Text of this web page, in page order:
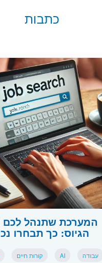
כתבות
המערכת שתנהל
הגיוס: כך תבחרו
עבודה AI קורות חיים